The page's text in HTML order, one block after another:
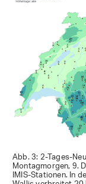
Abb. 3: 2-Tages-
Montagmorgen, 9.
IMIS-Stationen. In